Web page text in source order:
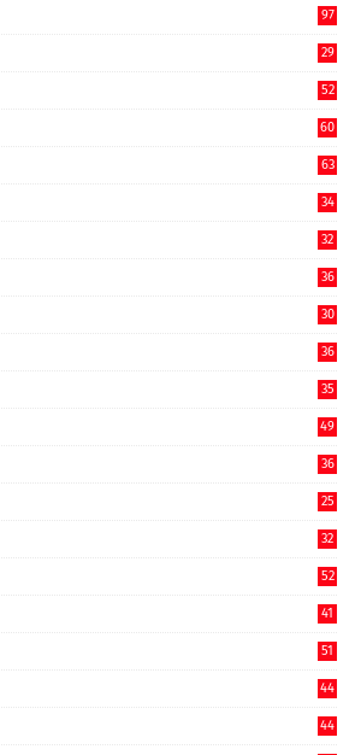
97
29
52
60
63
34
32
36
30
36
35
49
36
25
32
52
41
51
44
44